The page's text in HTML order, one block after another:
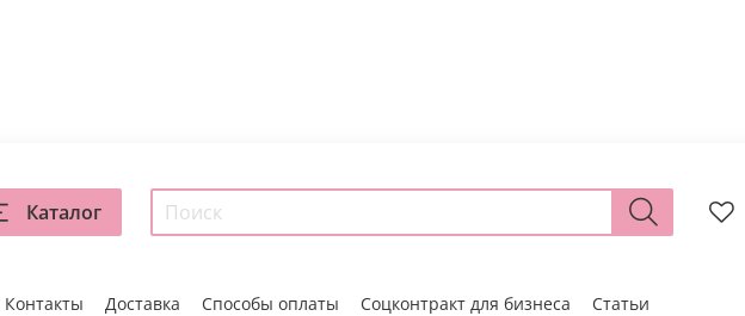
Каталог
Контакты Доставка Способы оплаты Соцконтракт для бизнеса Статьи